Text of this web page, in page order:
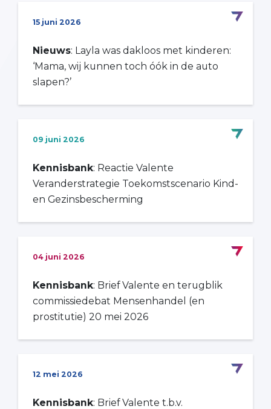
15 juni 2026
Nieuws: Layla was dakloos met kinderen:
‘Mama, wij kunnen toch óók in de auto
slapen?’
09 juni 2026
Kennisbank: Reactie Valente
Veranderstrategie Toekomstscenario Kind-
en Gezinsbescherming
04 juni 2026
Kennisbank: Brief Valente en terugblik
commissiedebat Mensenhandel (en
prostitutie) 20 mei 2026
12 mei 2026
Kennisbank: Brief Valente t.b.v.